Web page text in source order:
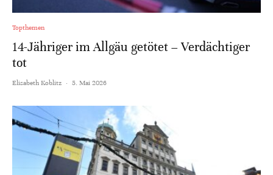
Topthemen
14-Jähriger im Allgäu getötet – Verdächtiger
tot
Elisabeth Koblitz · 5. Mai 2026